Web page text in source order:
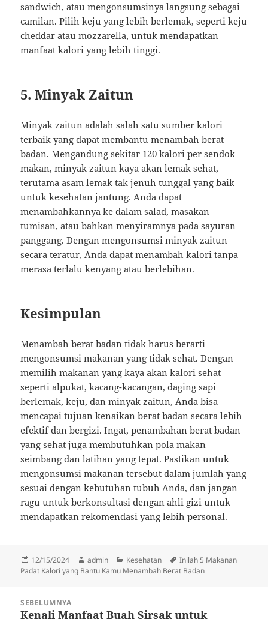
sandwich, atau mengonsumsinya langsung sebagai
camilan. Pilih keju yang lebih berlemak, seperti keju
cheddar atau mozzarella, untuk mendapatkan
manfaat kalori yang lebih tinggi.
5.Minyak Zaitun
Minyak zaitun adalah salah satu sumber kalori
terbaik yang dapat membantu menambah berat
badan. Mengandung sekitar 120 kalori per sendok
makan, minyak zaitun kaya akan lemak sehat,
terutama asam lemak tak jenuh tunggal yang baik
untuk kesehatan jantung. Anda dapat
menambahkannya ke dalam salad, masakan
tumisan, atau bahkan menyiramnya pada sayuran
panggang. Dengan mengonsumsi minyak zaitun
secara teratur, Anda dapat menambah kalori tanpa
merasa terlalu kenyang atau berlebihan.
Kesimpulan
Menambah berat badan tidak harus berarti
mengonsumsi makanan yang tidak sehat. Dengan
memilih makanan yang kaya akan kalori sehat
seperti alpukat, kacang-kacangan, daging sapi
berlemak, keju, dan minyak zaitun, Anda bisa
mencapai tujuan kenaikan berat badan secara lebih
efektif dan bergizi. Ingat, penambahan berat badan
yang sehat juga membutuhkan pola makan
seimbang dan latihan yang tepat. Pastikan untuk
mengonsumsi makanan tersebut dalam jumlah yang
sesuai dengan kebutuhan tubuh Anda, dan jangan
ragu untuk berkonsultasi dengan ahli gizi untuk
mendapatkan rekomendasi yang lebih personal.
Diposkan
pada
12/15/2024 Penulis
admin Kategori
Kesehatan Tag
Inilah 5 Makanan
Padat Kalori yang Bantu Kamu Menambah Berat Badan
SEBELUMNYA
Pos
Kenali Manfaat Buah Sirsak untuk